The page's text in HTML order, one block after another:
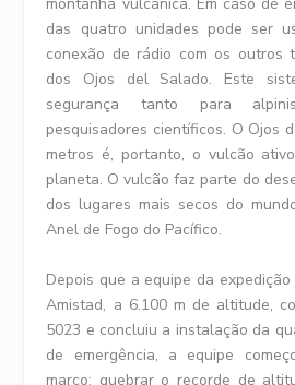
montanha vulcânica. Em caso de
das quatro unidades pode ser
conexão de rádio com os outros
dos Ojos del Salado. Este
segurança tanto para
pesquisadores científicos. O Ojos
metros é, portanto, o vulcão
planeta. O vulcão faz parte do
dos lugares mais secos do
Anel de Fogo do Pacífico.
Depois que a equipe da
Amistad, a 6.100 m de altitude,
5023 e concluiu a instalação da
de emergência, a equipe
marco: quebrar o recorde de